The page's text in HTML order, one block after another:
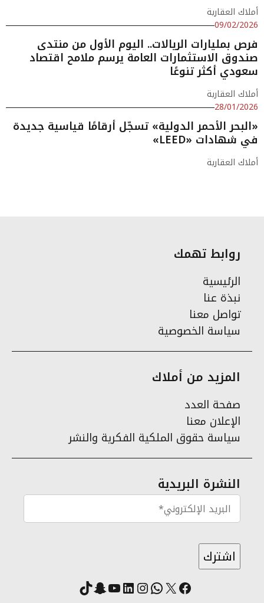
أملاك العقارية
09/02/2026
فرص بمليارات الريالات.. اليوم الأول من منتدى
صندوق الاستثمارات العامة يرسم ملامح اقتصاد
سعودي أكثر تنوعًا
أملاك العقارية
28/01/2026
«البحر الأحمر الدولية» تسجّل أرقامًا قياسية جديدة
في شهادات «LEED»
أملاك العقارية
روابط تهمك
الرئيسية
نبذة عنا
تواصل معنا
سياسة الخصوصية
المزيد من أملاك
صفحة العدد
الإعلان معنا
سياسة حقوق الملكية الفكرية والنشر
النشرة البريدية
فيسبوك
X واتساب
انستقرام
لينكد إنيوتيوب
سناب شات
تيك توك